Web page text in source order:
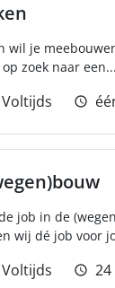
je
zoek naar een...
Voltijds
job in de
wij dé job voor
Voltijds